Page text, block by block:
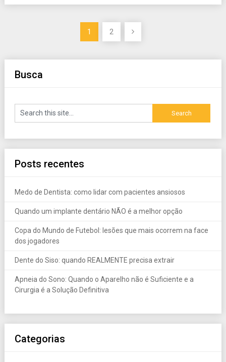
posts
1 2
Busca
Posts recentes
Medo de Dentista: como lidar com pacientes ansiosos
Quando um implante dentário NÃO é a melhor opção
Copa do Mundo de Futebol: lesões que mais ocorrem na face
dos jogadores
Dente do Siso: quando REALMENTE precisa extrair
Apneia do Sono: Quando o Aparelho não é Suficiente e a
Cirurgia é a Solução Definitiva
Categorias